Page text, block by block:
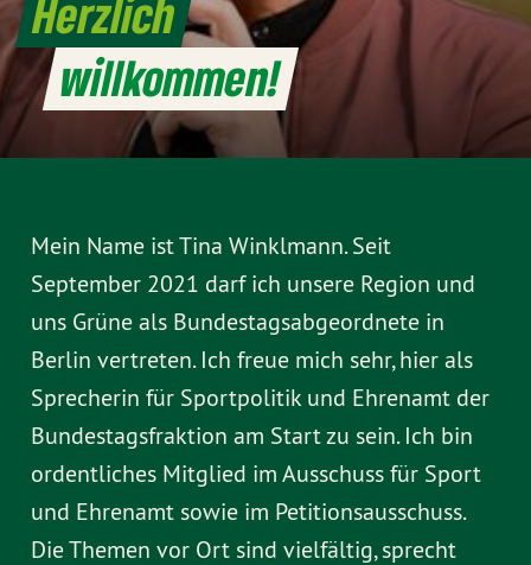
Herzlich
willkommen!
Mein Name ist Tina Winklmann. Seit
September 2021 darf ich unsere Region und
uns Grüne als Bundestagsabgeordnete in
Berlin vertreten. Ich freue mich sehr, hier als
Sprecherin für Sportpolitik und Ehrenamt der
Bundestagsfraktion am Start zu sein. Ich bin
ordentliches Mitglied im Ausschuss für Sport
und Ehrenamt sowie im Petitionsausschuss.
Die Themen vor Ort sind vielfältig, sprecht